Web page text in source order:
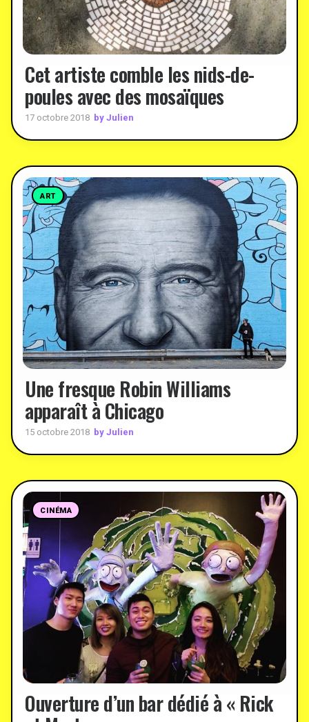
Cet artiste comble les nids-de-
poules avec des mosaïques
17 octobre 2018 by Julien
ART
Une fresque Robin Williams
apparaît à Chicago
15 octobre 2018 by Julien
CINÉMA
Ouverture d’un bar dédié à « Rick